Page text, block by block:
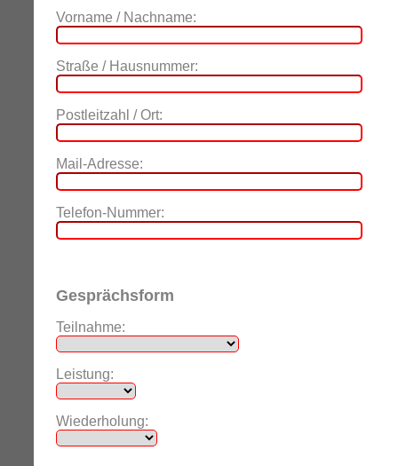
Vorname / Nachname:
Straße / Hausnummer:
Postleitzahl / Ort:
Mail-Adresse:
Telefon-Nummer:
Gesprächsform
Teilnahme:
Leistung:
Wiederholung: